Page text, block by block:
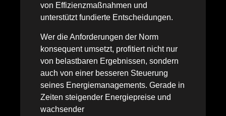
von Effizienzmaßnahmen und
unterstützt fundierte Entscheidungen.
Wer die Anforderungen der Norm
konsequent umsetzt, profitiert nicht nur
von belastbaren Ergebnissen, sondern
auch von einer besseren Steuerung
seines Energiemanagements. Gerade in
Zeiten steigender Energiepreise und
wachsender